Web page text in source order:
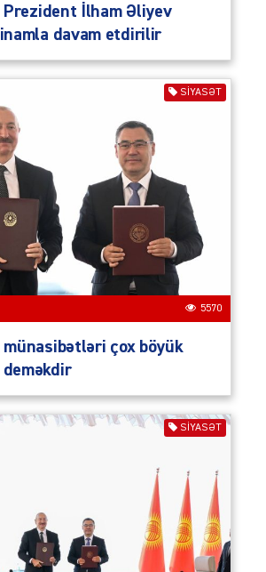
İlham Əliyev
davam etdirilir
SIYASƏT
5570
çox böyük
SIYASƏT